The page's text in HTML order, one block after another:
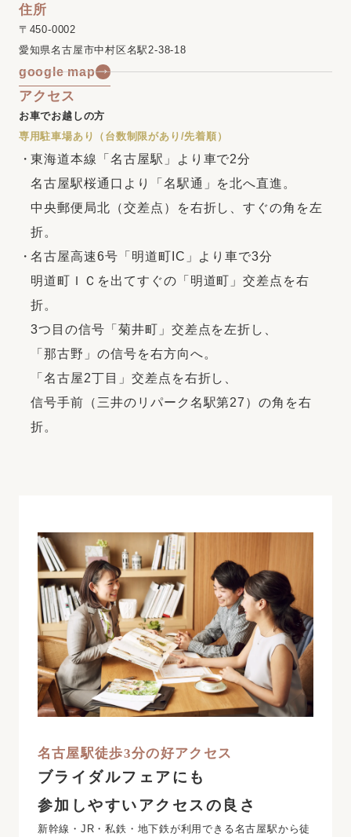
住所
〒450-0002
愛知県名古屋市中村区名駅2-38-18
google map
アクセス
お車でお越しの方
専用駐車場あり（台数制限があり/先着順）
東海道本線「名古屋駅」より車で2分
名古屋駅桜通口より「名駅通」を北へ直進。
中央郵便局北（交差点）を右折し、すぐの角を左
折。
名古屋高速6号「明道町IC」より車で3分
明道町ＩＣを出てすぐの「明道町」交差点を右
折。
3つ目の信号「菊井町」交差点を左折し、
「那古野」の信号を右方向へ。
「名古屋2丁目」交差点を右折し、
信号手前（三井のリパーク名駅第27）の角を右
折。
名古屋駅徒歩3分の好アクセス
ブライダルフェアにも
参加しやすいアクセスの良さ
新幹線・JR・私鉄・地下鉄が利用できる名古屋駅から徒